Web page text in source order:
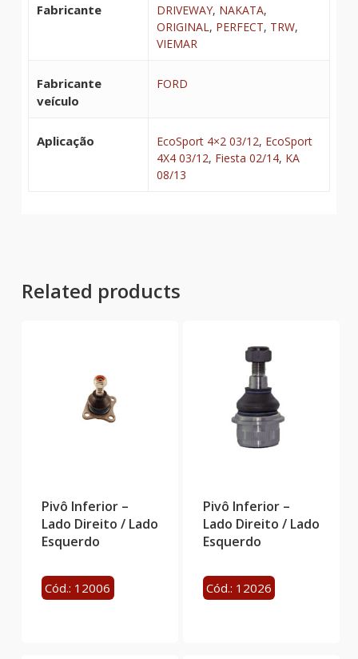
Fabricante DRIVEWAY, NAKATA,
ORIGINAL, PERFECT, TRW,
VIEMAR
Fabricante
veículo
FORD
Aplicação EcoSport 4×2 03/12, EcoSport
4X4 03/12, Fiesta 02/14, KA
08/13
Related products
Pivô Inferior –
Lado Direito / Lado
Esquerdo
Cód.: 12006
Pivô Inferior –
Lado Direito / Lado
Esquerdo
Cód.: 12026